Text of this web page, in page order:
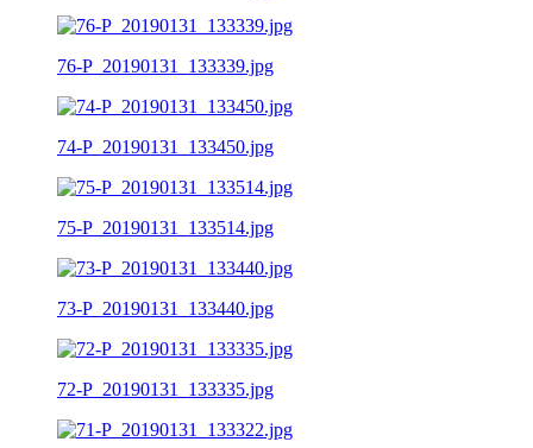
76-P_20190131_133339.jpg
74-P_20190131_133450.jpg
75-P_20190131_133514.jpg
73-P_20190131_133440.jpg
72-P_20190131_133335.jpg